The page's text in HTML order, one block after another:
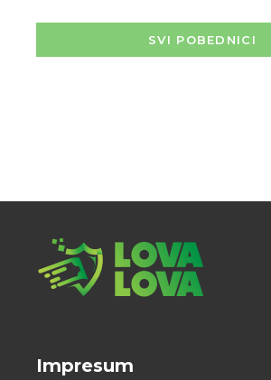
SVI POBEDNICI
Impresum